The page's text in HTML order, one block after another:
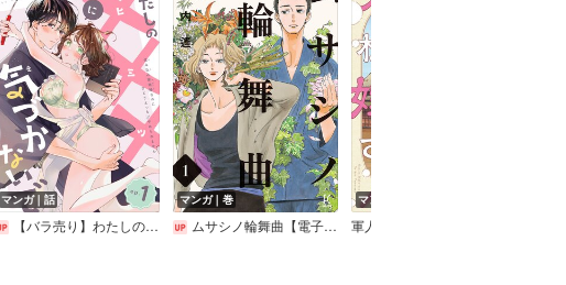
マンガ｜話
【バラ売り】わたしの×××に気づかないで 住み込み家政婦なのにひとりえっちがやめられません
マンガ｜巻
ムサシノ輪舞曲【電子限定特典付】
マンガ｜巻
軍人婿さんと大根嫁さん